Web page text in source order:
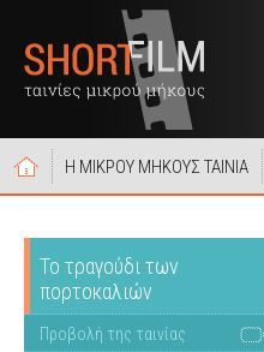
Η ΜΙΚΡΟΥ ΜΗΚΟΥΣ ΤΑΙΝΙΑ
Το τραγούδι των
πορτοκαλιών
Προβολή της ταινίας